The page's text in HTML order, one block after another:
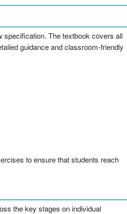
specification. The textbook covers all
guidance and classroom-friendly
to ensure that students reach
the key stages on individual